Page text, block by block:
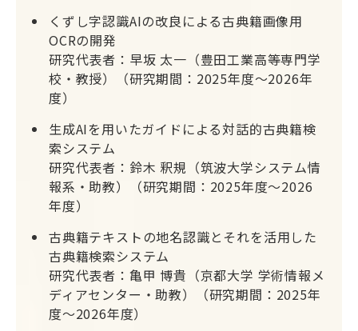
くずし字認識AIの改良による古典籍画像用
OCRの開発
研究代表者：早坂 太一（豊田工業高等専門学
校・教授）（研究期間：2025年度～2026年
度）
⽣成AIを⽤いたガイドによる対話的古典籍検
索システム
研究代表者：鈴木 釈規（筑波大学システム情
報系・助教）（研究期間：2025年度～2026
年度）
古典籍テキストの地名認識とそれを活用した
古典籍検索システム
研究代表者：亀甲 博貴（京都大学 学術情報メ
ディアセンター・助教）（研究期間：2025年
度～2026年度）